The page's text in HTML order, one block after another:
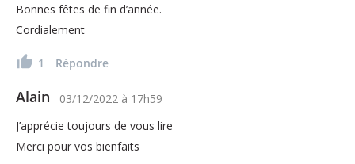
Bonnes fêtes de fin d’année.
Cordialement
1 Répondre
Alain 03/12/2022 à 17h59
J’apprécie toujours de vous lire
Merci pour vos bienfaits